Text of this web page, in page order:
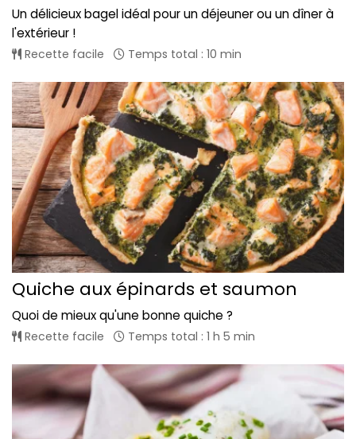
Un délicieux bagel idéal pour un déjeuner ou un dîner à
l'extérieur !
Recette facile Temps total : 10 min
Quiche aux épinards et saumon
Quoi de mieux qu'une bonne quiche ?
Recette facile Temps total : 1 h 5 min